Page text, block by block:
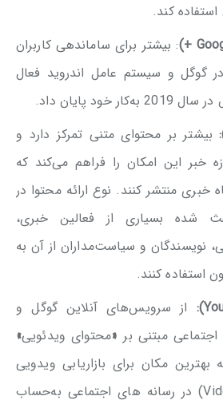
کند.
: بیشتر برای ساماندهی کاربران
گوگل و سیستم عامل اندروید فعال
خود پایان داد.
:بیشتر بر محتوای متنی تمرکز دارد و
خبر این امکان را فراهم می‌کند که
خبری منتشر کنند. نوع ارائه محتوا در
شده بسیاری از فعالین خبری،
نویسندگان و سیاست‌مداران از آن به
استفاده کنند.
: از سرویس‌های آنلاین گوگل و
مبتنی بر «محتوای ویدئویی»
مکان برای بازاریابی ویدویی
(Video Marketing) در رسانه های اجتماعی به‌حساب